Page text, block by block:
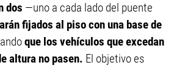
dos —uno a cada lado del puente
fijados al piso con una base de
que los vehículos que excedan
altura no pasen. El objetivo es